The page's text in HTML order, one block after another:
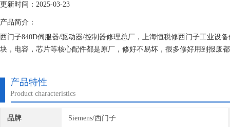
更新时间：2025-03-23
产品简介：
西门子840D伺服器/驱动器/控制器修理总厂，上海恒税修西门子工业设
块，电容，芯片等核心配件都是原厂，修好不易坏，很多修好用到报废
产品特性
Product characteristics
品牌 Siemens/西门子